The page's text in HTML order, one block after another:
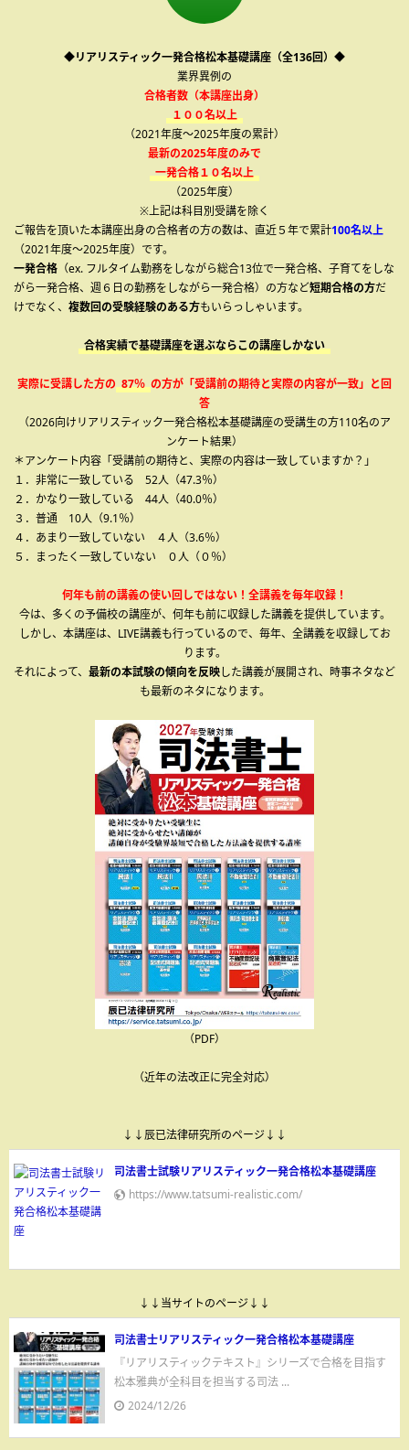
◆リアリスティック一発合格松本基礎講座（全136回）◆
業界異例の
合格者数（本講座出身）
１００名以上
（2021年度～2025年度の累計）
最新の2025年度のみで
一発合格１０名以上
（2025年度）
※上記は科目別受講を除く
ご報告を頂いた本講座出身の合格者の方の数は、直近５年で累計100名以上
（2021年度～2025年度）です。
一発合格 （ex. フルタイム勤務をしながら総合13位で一発合格、子育てをしな
がら一発合格、週６日の勤務をしながら一発合格）の方など短期合格の方だ
けでなく、 複数回の受験経験のある方もいらっしゃいます。
合格実績で基礎講座を選ぶならこの講座しかない
実際に受講した方の 87％ の方が「受講前の期待と実際の内容が一致」と回
答
（2026向けリアリスティック一発合格松本基礎講座の受講生の方110名のア
ンケート結果）
＊アンケート内容「受講前の期待と、実際の内容は一致していますか？」
１．非常に一致している 52人（47.3％）
２．かなり一致している 44人（40.0％）
３．普通 10人（9.1％）
４．あまり一致していない ４人（3.6％）
５．まったく一致していない ０人（０％）
何年も前の講義の使い回しではない！全講義を毎年収録！
今は、多くの予備校の講座が、何年も前に収録した講義を提供しています。
しかし、本講座は、LIVE講義も行っているので、毎年、全講義を収録してお
ります。
それによって、 最新の本試験の傾向を反映した講義が展開され、時事ネタなど
も最新のネタになります。
（PDF）
（近年の法改正に完全対応）
↓↓辰已法律研究所のページ↓↓
司法書士試験リアリスティック一発合格松本基礎講座
https://www.tatsumi-realistic.com/
↓↓当サイトのページ↓↓
司法書士リアリスティック一発合格松本基礎講座
『リアリスティックテキスト』シリーズで合格を目指す
松本雅典が全科目を担当する司法 ...
2024/12/26